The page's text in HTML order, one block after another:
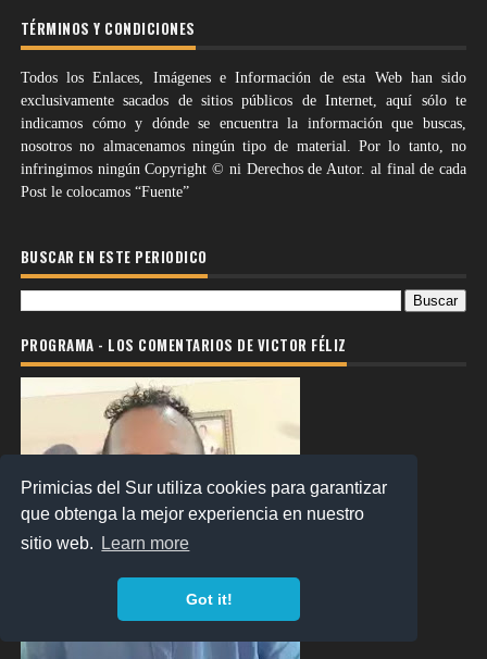
Primicias del Sur utiliza cookies para garantizar
que obtenga la mejor experiencia en nuestro
sitio web.
Learn more
Got it!
TÉRMINOS Y CONDICIONES
Todos los Enlaces, Imágenes e Información de esta Web han sido
exclusivamente sacados de sitios públicos de Internet, aquí sólo te
indicamos cómo y dónde se encuentra la información que buscas,
nosotros no almacenamos ningún tipo de material. Por lo tanto, no
infringimos ningún Copyright © ni Derechos de Autor. al final de cada
Post le colocamos “Fuente”
BUSCAR EN ESTE PERIODICO
PROGRAMA - LOS COMENTARIOS DE VICTOR FÉLIZ